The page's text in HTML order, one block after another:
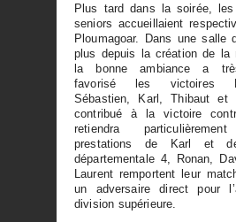
Plus tard dans la soirée,
seniors accueillaient
Ploumagoar. Dans une salle
plus depuis la création de la
la bonne ambiance a
favorisé les victoires
Sébastien, Karl, Thibaut et
contribué à la victoire
retiendra
prestations de Karl et
départementale 4, Ronan,
Laurent remportent leur
un adversaire direct pour
division supérieure.